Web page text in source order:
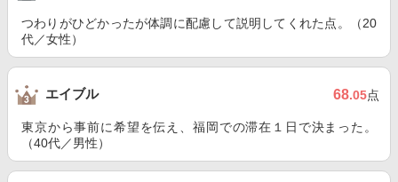
つわりがひどかったが体調に配慮して説明してくれた点。（20
代／女性）
エイブル 68.05点
東京から事前に希望を伝え、福岡での滞在１日で決まった。
（40代／男性）